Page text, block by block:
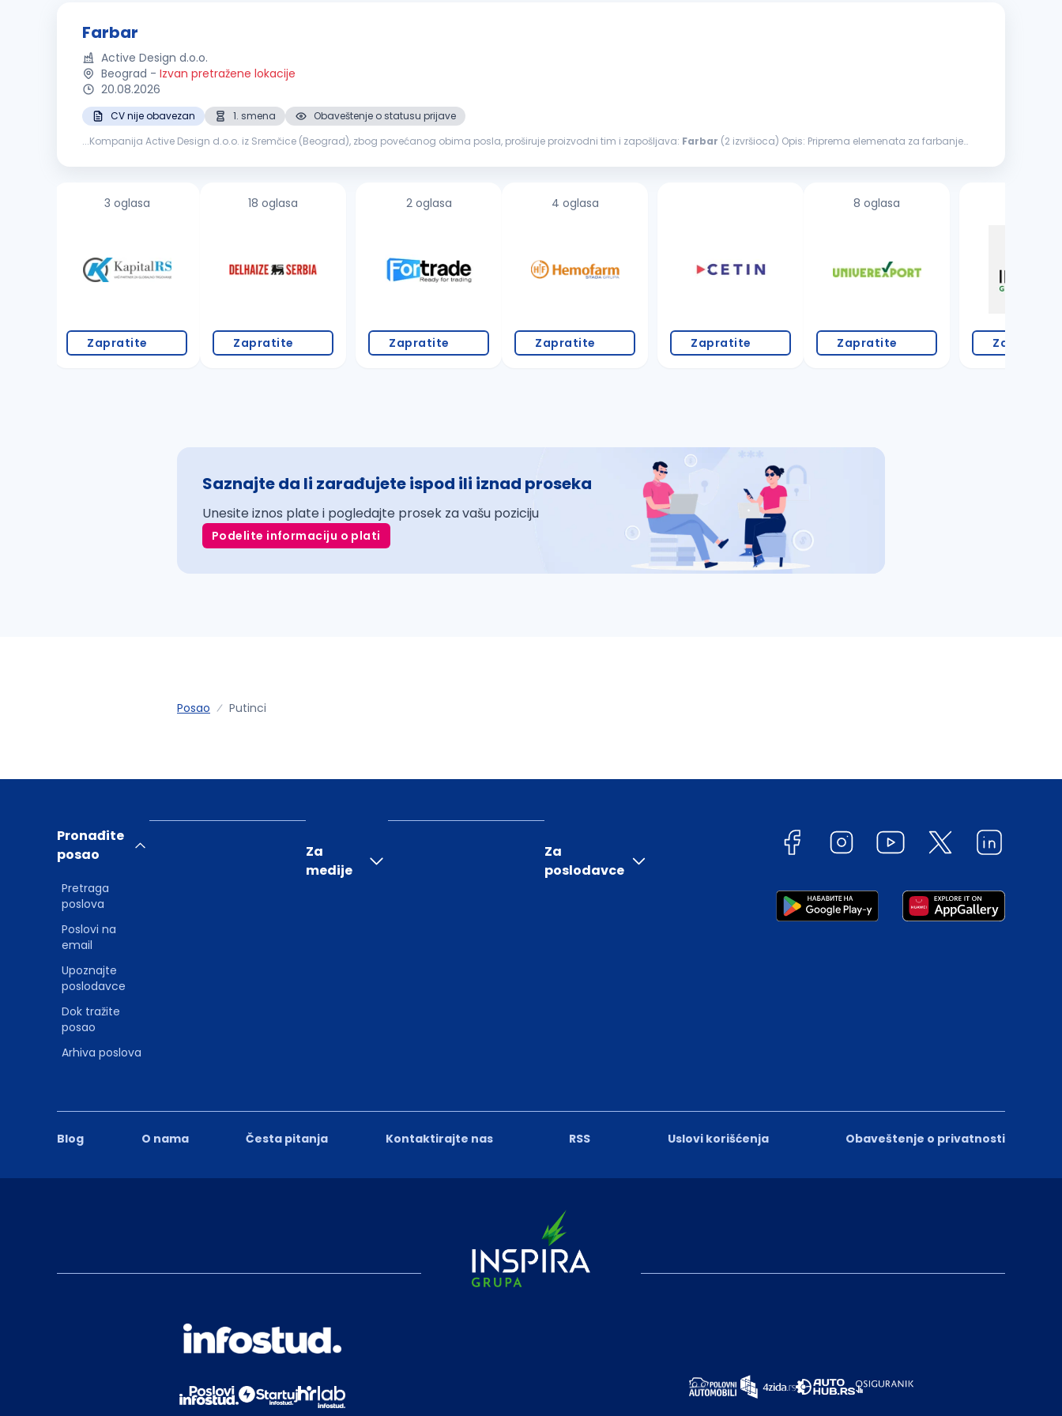
Farbar
Active Design d.o.o.
Beograd - Izvan pretražene lokacije
20.08.2026
CV nije obavezan 1. smena
Obaveštenje o statusu prijave
...Kompanija Active Design d.o.o. iz Sremčice (Beograd), zbog povećanog obima posla, proširuje proizvodni tim i zapošljava: Farbar (2 izvršioca) Opis: Priprema elemenata za farbanje
3 oglasa
Zapratite
18 oglasa
Zapratite
2 oglasa
Zapratite
4 oglasa
Zapratite Zapratite
8 oglasa
Zapratite Zapratite
Saznajte da li zarađujete ispod ili iznad proseka
Unesite iznos plate i pogledajte prosek za vašu poziciju
Podelite informaciju o plati
Posao Putinci
Blog O nama Česta pitanja Kontaktirajte nas RSS Uslovi korišćenja Obaveštenje o privatnosti
Pronađite
posao
Pretraga
poslova
Poslovi na
email
Upoznajte
poslodavce
Dok tražite
posao
Arhiva poslova
Za
medije
Za
poslodavce